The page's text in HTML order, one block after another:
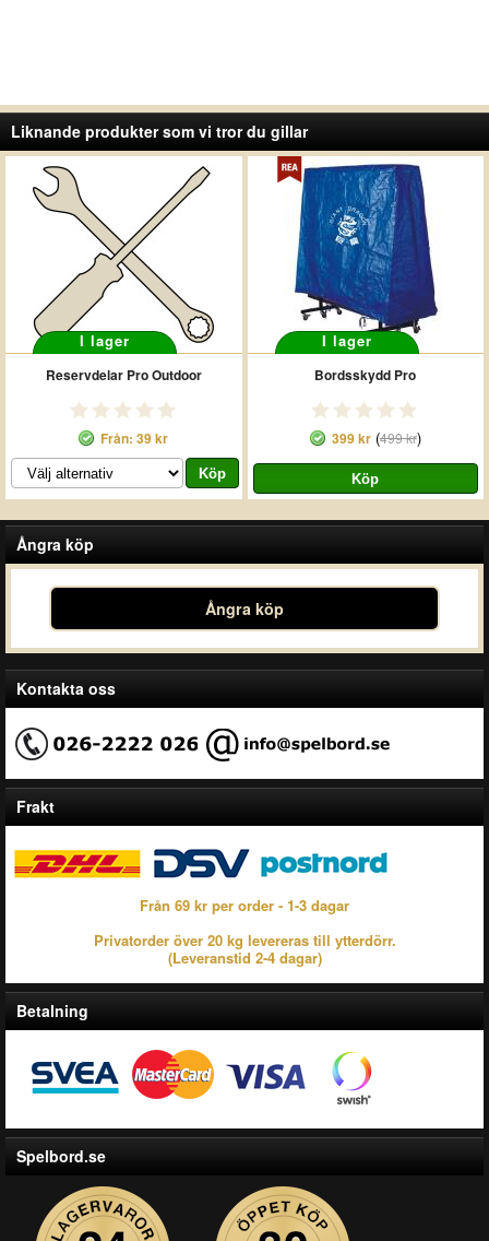
Liknande produkter som vi tror du gillar
I lager
Reservdelar Pro Outdoor
Från: 39 kr
I lager
Bordsskydd Pro
399 kr(499 kr)
Ångra köp
Ångra köp
Kontakta oss
Frakt
Från 69 kr per order - 1-3 dagar
Privatorder över 20 kg levereras till ytterdörr.
(Leveranstid 2-4 dagar)
Betalning
Spelbord.se